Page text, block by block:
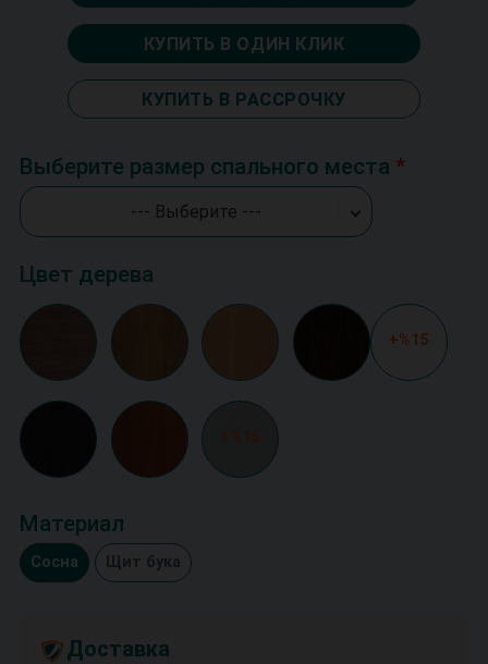
КУПИТЬ В ОДИН КЛИК
КУПИТЬ В РАССРОЧКУ
Выберите размер спального места
--- Выберите ---
Цвет дерева
+%15
Материал
Сосна Щит бука
Доставка